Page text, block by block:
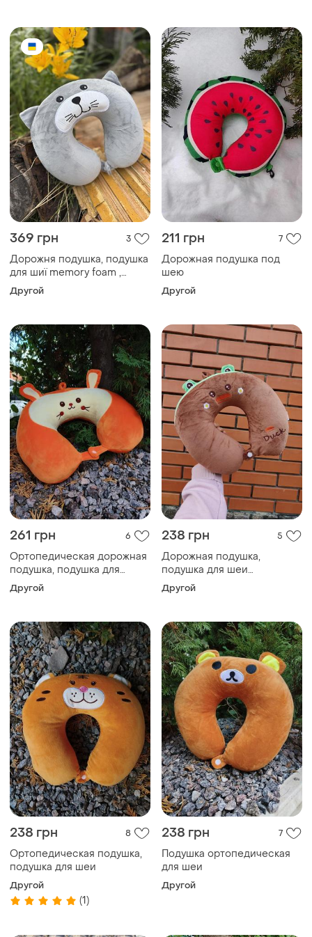
369 грн 3
Дорожня подушка, подушка
для шиї memory foam ,
ортопедична подушка
Другой
211 грн 7
Дорожная подушка под
шею
Другой
261 грн 6
Ортопедическая дорожная
подушка, подушка для
машины
Другой
238 грн 5
Дорожная подушка,
подушка для шеи
ортопедическая
Другой
238 грн 8
Ортопедическая подушка,
подушка для шеи
Другой
(1)
238 грн 7
Подушка ортопедическая
для шеи
Другой